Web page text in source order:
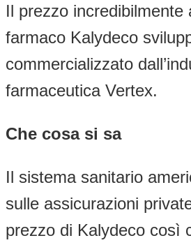
Il prezzo incredibilmente
farmaco Kalydeco
commercializzato
farmaceutica Vertex.
Che cosa si sa
Il sistema sanitario
sulle assicurazioni
prezzo di Kalydeco così